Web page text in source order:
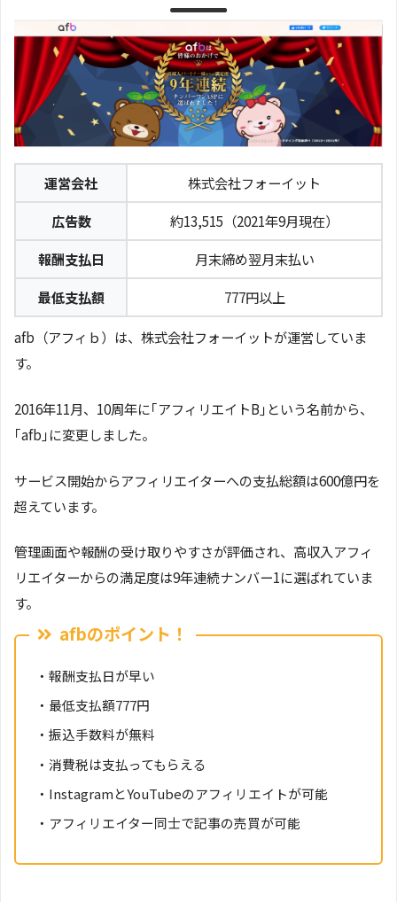
運営会社
株式会社フォーイット
広告数
約13,515（2021年9月現在）
報酬支払日
月末締め翌月末払い
最低支払額
777円以上
afb（アフィｂ）は、株式会社フォーイットが運営していま
す。
2016年11月、10周年に｢アフィリエイトB｣という名前から、
｢afb｣に変更しました。
サービス開始からアフィリエイターへの支払総額は600億円を
超えています。
管理画面や報酬の受け取りやすさが評価され、高収入アフィ
リエイターからの満足度は9年連続ナンバー1に選ばれていま
す。
afbのポイント！
・報酬支払日が早い
・最低支払額777円
・振込手数料が無料
・消費税は支払ってもらえる
・InstagramとYouTubeのアフィリエイトが可能
・アフィリエイター同士で記事の売買が可能